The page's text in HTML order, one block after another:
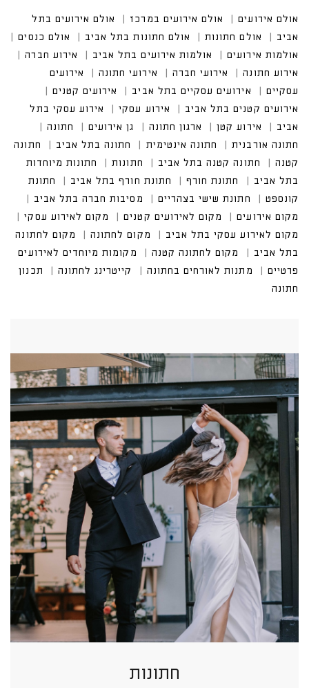
אולם אירועים אולם אירועים במרכז
אולם אירועים בתל
אביב
אולם חתונות אולם חתונות בתל אביב
אולם כנסים
אולמות אירועים
אולמות אירועים בתל אביב
אירוע חברה
אירוע חתונה
אירועי חברה אירועי חתונה
אירועים
עסקיים
אירועים עסקיים בתל אביב
אירועים קטנים
אירועים קטנים בתל אביב
אירוע עסקי
אירוע עסקי בתל
אביב
אירוע קטן ארגון חתונה גן אירועים
חתונה
חתונה אורבנית
חתונה אינטימית חתונה בתל אביב
חתונה
קטנה
חתונה קטנה בתל אביב חתונות
חתונות מיוחדות
בתל אביב
חתונת חורף חתונת חורף בתל אביב
חתונת
קונספט
חתונת שישי בצהריים
מסיבות חברה בתל אביב
מקום אירועים
מקום לאירועים קטנים
מקום לאירוע עסקי
מקום לאירוע עסקי בתל אביב
מקום לחתונה
מקום לחתונה
בתל אביב
מקום לחתונה קטנה
מקומות מיוחדים לאירועים
פרטיים
מתנות לאורחים בחתונה קייטרינג לחתונה
תכנון
חתונה
חתונות